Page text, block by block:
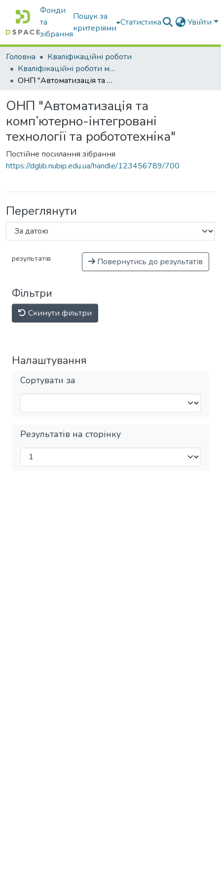
Фонди
та
зібрання
Пошук за
критеріями
Статистика Увійти
Головна
Кваліфікаційні роботи
Кваліфікаційні роботи магістрів
ОНП "Автоматизація та комп’ютерно-інтегровані технології та робототехніка"
ОНП "Автоматизація та
комп’ютерно-інтегровані
технології та робототехніка"
Постійне посилання зібрання
https://dglib.nubip.edu.ua/handle/123456789/700
Переглянути
результатів Повернутись до результатів
Фільтри
Скинути фільтри
Налаштування
Сортувати за
Результатів на сторінку